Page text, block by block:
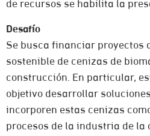
de recursos se habilita la
Desafío
Se busca financiar proyectos
sostenible de cenizas de
construcción. En particular,
objetivo desarrollar
incorporen estas cenizas
procesos de la industria de la